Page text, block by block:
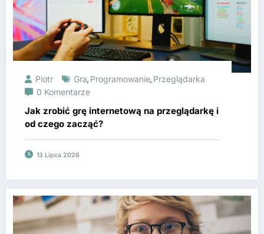
Piotr Gra, Programowanie, Przeglądarka
0 Komentarze
Jak zrobić grę internetową na przeglądarkę i
od czego zacząć?
13 Lipca 2026